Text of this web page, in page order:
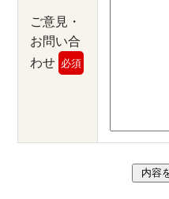
ご意見・
お問い合
わせ 必須